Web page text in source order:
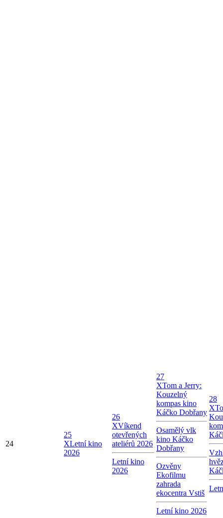
24
25
XLetní kino
2026
26
XVíkend
otevřených
ateliérů 2026
Letní kino
2026
27
XTom a Jerry:
Kouzelný
kompas kino
Káčko Dobřany
Osamělý vlk
kino Káčko
Dobřany
Ozvěny
Ekofilmu
zahrada
ekocentra Vstiš
Letní kino 2026
28
X